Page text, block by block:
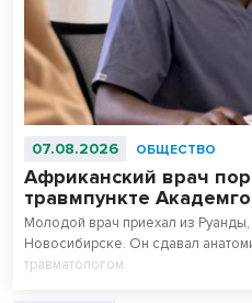
07.08.2026 ОБЩЕСТВО
Африканский врач
травмпункте
Молодой врач приехал из
Новосибирске. Он сдавал
травматологом.